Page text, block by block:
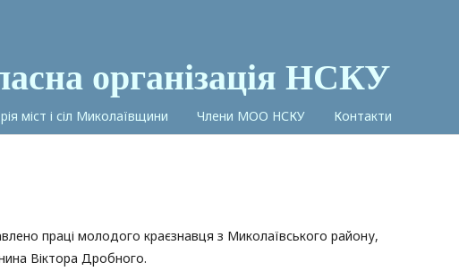
організація НСКУ
міст і сіл Миколаївщини Члени МОО НСКУ Контакти
праці молодого краєзнавця з Миколаївського району,
Віктора Дробного.